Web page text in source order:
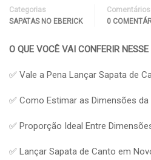
Categorias
SAPATAS NO EBERICK
Comentários
0
O QUE VOCÊ VAI CONFERIR
✅ Vale a Pena Lançar Sapata de
✅ Como Estimar as Dimensões
✅ Proporção Ideal Entre
✅ Lançar Sapata de Canto em